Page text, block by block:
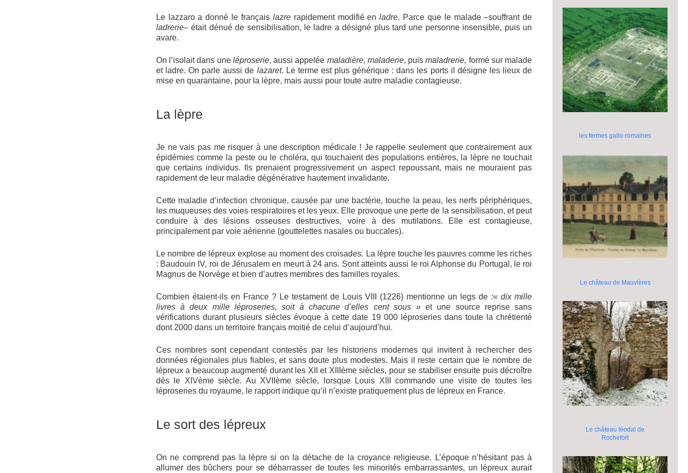
Le lazzaro a donné le français lazrerapidement modifié enladre. Parce que le malade –souffrant de
ladrerie– était dénué de sensibilisation, le ladre a désigné plus tard une personne insensible, puis un
avare.
On l’isolait dans une léproserie, aussi appelée maladière, maladerie, puismaladrerie, formé sur malade
et ladre. On parle aussi de lazaret. Le terme est plus générique : dans les ports il désigne les lieux de
mise en quarantaine, pour la lèpre, mais aussi pour toute autre maladie contagieuse.
La lèpre
Je ne vais pas me risquer à une description médicale ! Je rappelle seulement que contrairement aux
épidémies comme la peste ou le choléra, qui touchaient des populations entières, la lèpre ne touchait
que certains individus. Ils prenaient progressivement un aspect repoussant, mais ne mouraient pas
rapidement de leur maladie dégénérative hautement invalidante.
Cette maladie d’infection chronique, causée par une bactérie, touche la peau, les nerfs périphériques,
les muqueuses des voies respiratoires et les yeux. Elle provoque une perte de la sensibilisation, et peut
conduire à des lésions osseuses destructives, voire à des mutilations. Elle est contagieuse,
principalement par voie aérienne (gouttelettes nasales ou buccales).
Le nombre de lépreux explose au moment des croisades. La lèpre touche les pauvres comme les riches
: Baudouin IV, roi de Jérusalem en meurt à 24 ans. Sont atteints aussi le roi Alphonse du Portugal, le roi
Magnus de Norvège et bien d’autres membres des familles royales.
Combien étaient-ils en France ? Le testament de Louis VIII (1226) mentionne un legs de:« dix mille
livres à deux mille léproseries, soit à chacune d’elles cent sous » et une source reprise sans
vérifications durant plusieurs siècles évoque à cette date 19 000 léproseries dans toute la chrétienté
dont 2000 dans un territoire français moitié de celui d’aujourd’hui.
Ces nombres sont cependant contestés par les historiens modernes qui invitent à rechercher des
données régionales plus fiables, et sans doute plus modestes. Mais il reste certain que le nombre de
lépreux a beaucoup augmenté durant les XII et XIIIème siècles, pour se stabiliser ensuite puis décroître
dès le XIVème siècle. Au XVIIème siècle, lorsque Louis XIII commande une visite de toutes les
léproseries du royaume, le rapport indique qu’il n’existe pratiquement plus de lépreux en France.
Le sort des lépreux
On ne comprend pas la lèpre si on la détache de la croyance religieuse. L’époque n’hésitant pas à
allumer des bûchers pour se débarrasser de toutes les minorités embarrassantes, un lépreux aurait
les fermes gallo-romaines
Le château de Mauvières
Le château féodal de
Rochefort